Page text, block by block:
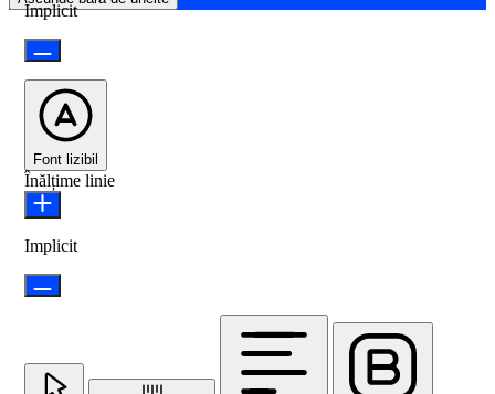
Implicit
Font lizibil
Înălțime linie
Implicit